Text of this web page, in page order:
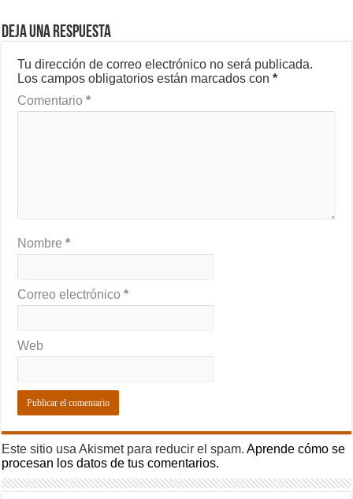
Deja una respuesta
Tu dirección de correo electrónico no será publicada.
Los campos obligatorios están marcados con*
Comentario*
Nombre*
Correo electrónico*
Web
Este sitio usa Akismet para reducir el spam.Aprende cómo se
procesan los datos de tus comentarios.